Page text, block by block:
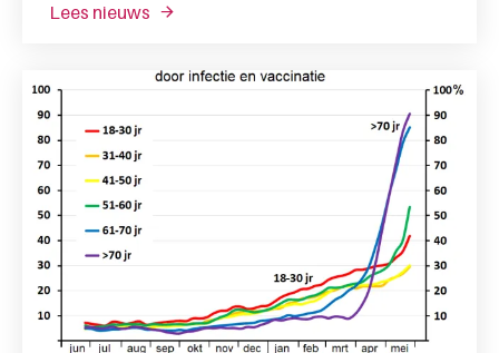
lees nieuws over antistoffen bij 95% van donors